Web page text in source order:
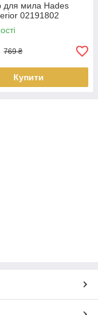
для мила Hades
02191802
769 ₴
Купити